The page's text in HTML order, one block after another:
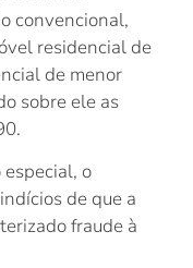
convencional,
residencial de
de menor
sobre ele as
o
de que a
fraude à